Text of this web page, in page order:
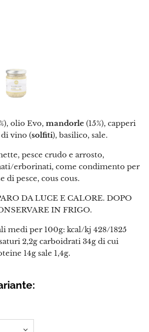
olio Evo, mandorle (15%), capperi
vino (solfiti), basilico, sale.
pesce crudo e arrosto,
erborinati, come condimento per
di pesce, cous cous.
DA LUCE E CALORE. DOPO
IN FRIGO.
medi per 100g: kcal/kj 428/1825
2,2g carboidrati 34g di cui
14g sale 1,4g.